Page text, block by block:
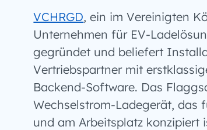
VCHRGD, ein im Vereinigten
Unternehmen für EV-
gegründet und beliefert
Vertriebspartner mit
Backend-Software. Das
Wechselstrom-Ladegerät, das
und am Arbeitsplatz konzipiert